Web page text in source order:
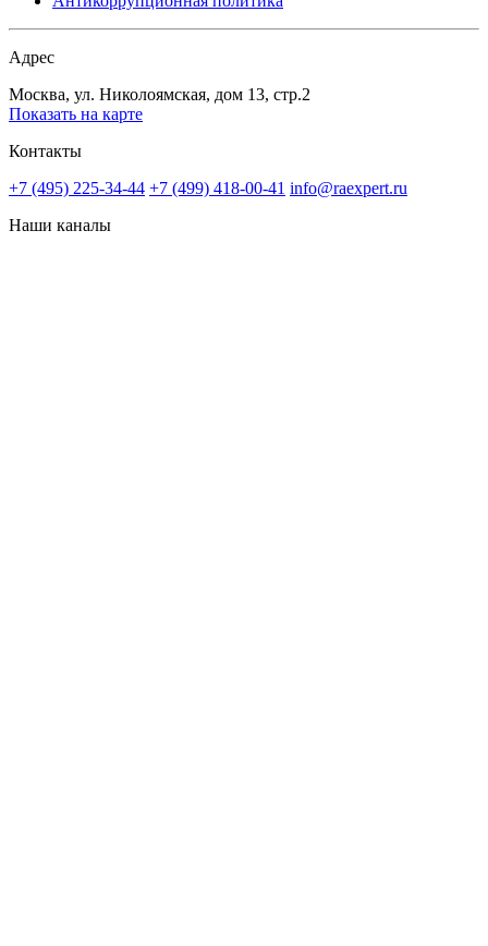
Адрес
Москва, ул. Николоямская, дом 13, стр.2
Показать на карте
Контакты
+7 (495) 225-34-44 +7 (499) 418-00-41 info@raexpert.ru
Наши каналы